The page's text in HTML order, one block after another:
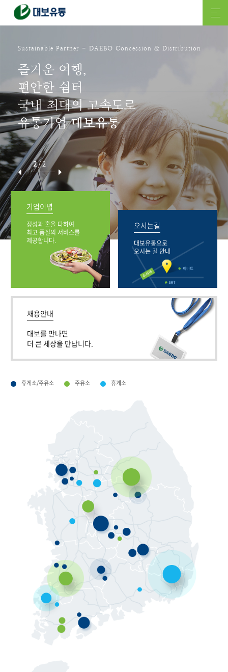
Sustainable Partner - DAEBO Concession & Distribution
즐거운 여행,
편안한 쉼터
국내 최대의 고속도로
유통기업대보유통
2/2
기업이념
정성과 혼을 다하여
최고 품질의 서비스를
제공합니다.
오시는길
대보유통으로
오시는 길 안내
채용안내
대보를 만나면
더 큰 세상을 만납니다.
휴게소/주유소 주유소 휴게소